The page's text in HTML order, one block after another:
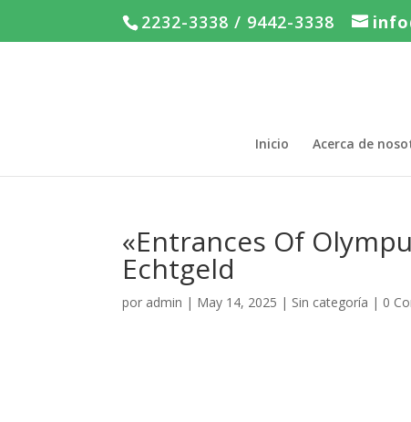
2232-3338 / 9442-3338
Inicio Acerca de
«Entrances Of
Echtgeld
por admin | May 14, 2025 | Sin categoría | 0